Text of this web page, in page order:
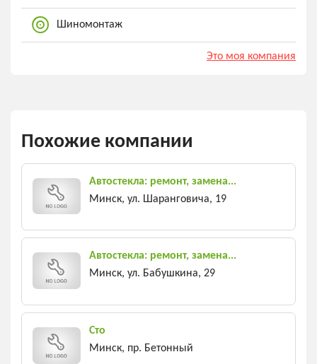
Шиномонтаж
Это моя компания
Похожие компании
Автостекла: ремонт, замена...
Минск, ул. Шаранговича, 19
Автостекла: ремонт, замена...
Минск, ул. Бабушкина, 29
Сто
Минск, пр. Бетонный